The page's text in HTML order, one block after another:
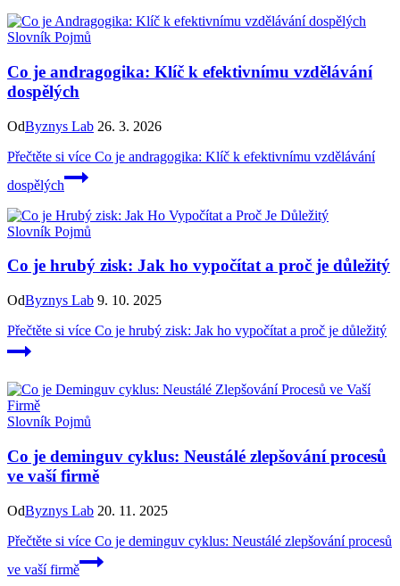
Slovník Pojmů
Co je andragogika: Klíč k efektivnímu vzdělávání
dospělých
OdByznys Lab 26. 3. 2026
Přečtěte si více Co je andragogika: Klíč k efektivnímu vzdělávání
dospělých
Slovník Pojmů
Co je hrubý zisk: Jak ho vypočítat a proč je důležitý
OdByznys Lab 9. 10. 2025
Přečtěte si více Co je hrubý zisk: Jak ho vypočítat a proč je důležitý
Slovník Pojmů
Co je deminguv cyklus: Neustálé zlepšování procesů
ve vaší firmě
OdByznys Lab 20. 11. 2025
Přečtěte si více Co je deminguv cyklus: Neustálé zlepšování procesů
ve vaší firmě